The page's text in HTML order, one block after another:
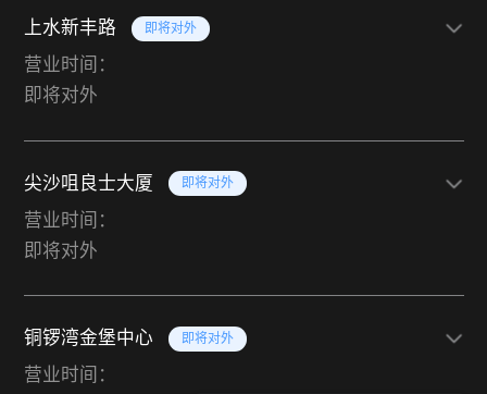
上水新丰路 即将对外
营业时间：
即将对外
尖沙咀良士大厦 即将对外
营业时间：
即将对外
铜锣湾金堡中心 即将对外
营业时间：